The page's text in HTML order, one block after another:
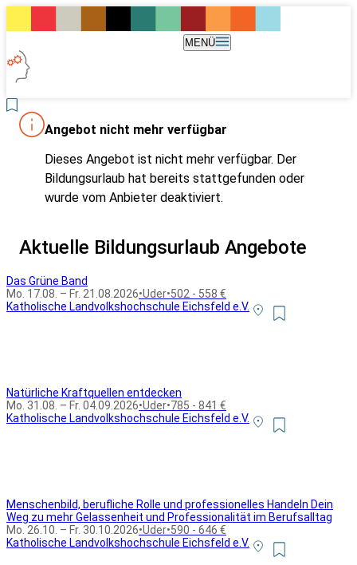
MENÜ
Angebot nicht mehr verfügbar
Dieses Angebot ist nicht mehr verfügbar. Der
Bildungsurlaub hat bereits stattgefunden oder
wurde vom Anbieter deaktiviert.
Aktuelle Bildungsurlaub Angebote
Das Grüne Band
Mo. 17.08. – Fr. 21.08.2026•Uder•502 - 558 €
Katholische Landvolkshochschule Eichsfeld e.V.
Natürliche Kraftquellen entdecken
Mo. 31.08. – Fr. 04.09.2026•Uder•785 - 841 €
Katholische Landvolkshochschule Eichsfeld e.V.
Menschenbild, berufliche Rolle und professionelles Handeln Dein
Weg zu mehr Gelassenheit und Professionalität im Berufsalltag
Mo. 26.10. – Fr. 30.10.2026•Uder•590 - 646 €
Katholische Landvolkshochschule Eichsfeld e.V.